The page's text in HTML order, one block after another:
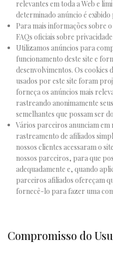
relevantes em toda a Web e
determinado anúncio é exibido
Para mais informações sobre
FAQs oficiais sobre
Utilizamos anúncios para
funcionamento deste site e
desenvolvimentos. Os
usados ​​por este site foram
forneça os anúncios mais
rastreando anonimamente
semelhantes que possam ser
Vários parceiros anunciam em
rastreamento de afiliados
nossos clientes acessaram o
nossos parceiros, para que
adequadamente e, quando
parceiros afiliados ofereçam
fornecê-lo para fazer uma
Compromisso do